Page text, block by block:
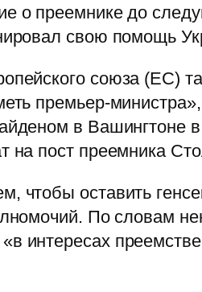
о преемнике до
свою помощь
союза (ЕС)
премьер-
в Вашингтоне
на пост преемника
чтобы оставить
По словам
интересах